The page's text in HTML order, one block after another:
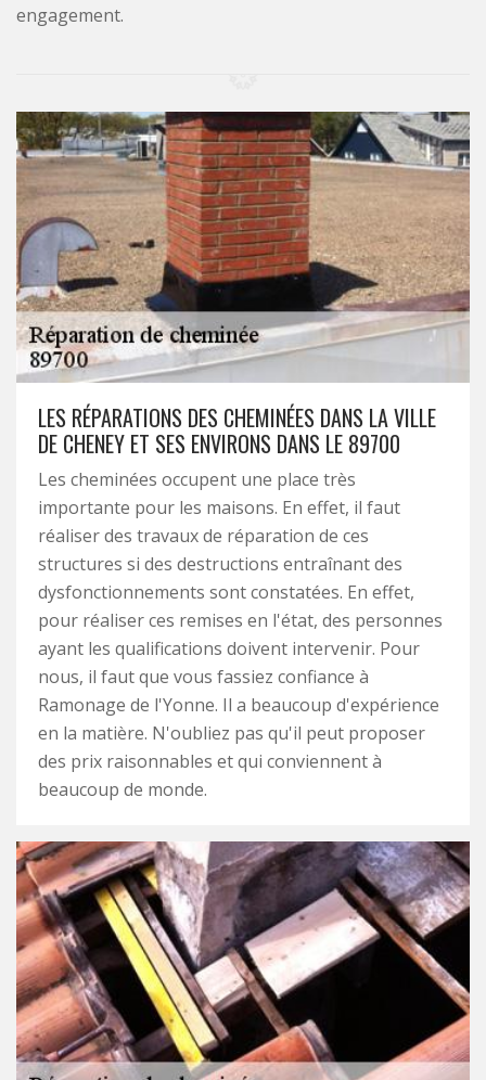
engagement.
LES RÉPARATIONS DES CHEMINÉES DANS LA VILLE
DE CHENEY ET SES ENVIRONS DANS LE 89700
Les cheminées occupent une place très
importante pour les maisons. En effet, il faut
réaliser des travaux de réparation de ces
structures si des destructions entraînant des
dysfonctionnements sont constatées. En effet,
pour réaliser ces remises en l'état, des personnes
ayant les qualifications doivent intervenir. Pour
nous, il faut que vous fassiez confiance à
Ramonage de l'Yonne. Il a beaucoup d'expérience
en la matière. N'oubliez pas qu'il peut proposer
des prix raisonnables et qui conviennent à
beaucoup de monde.